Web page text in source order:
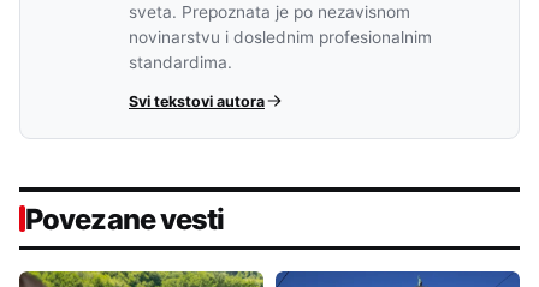
sveta. Prepoznata je po nezavisnom
novinarstvu i doslednim profesionalnim
standardima.
Svi tekstovi autora
Povezane vesti